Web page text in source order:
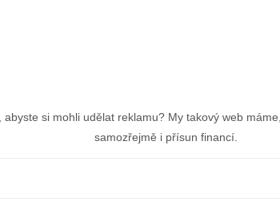
si mohli udělat reklamu? My takový web
samozřejmě i přísun financí.